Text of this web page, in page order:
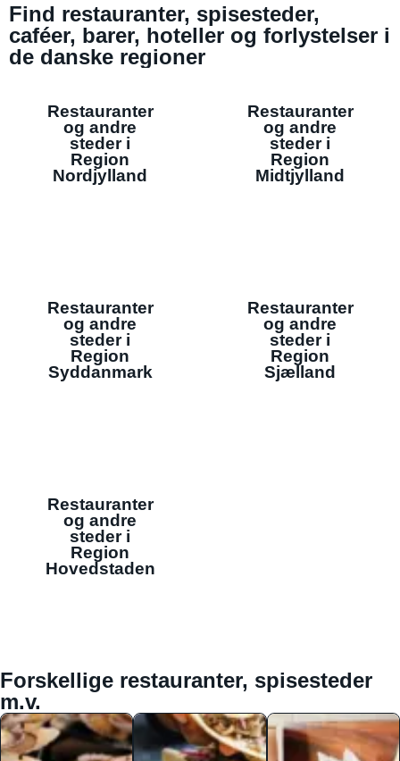
Find restauranter, spisesteder,
caféer, barer, hoteller og forlystelser i
de danske regioner
Restauranter
og andre
steder i
Region
Nordjylland
Restauranter
og andre
steder i
Region
Midtjylland
Restauranter
og andre
steder i
Region
Syddanmark
Restauranter
og andre
steder i
Region
Sjælland
Restauranter
og andre
steder i
Region
Hovedstaden
Forskellige restauranter, spisesteder
m.v.